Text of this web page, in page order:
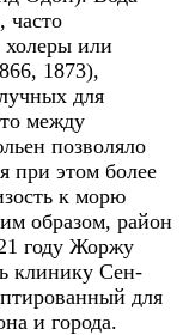
часто
или
1873),
для
между
позволяло
при этом более
к морю
образом, район
году Жоржу
клинику Сен-
для
и города.